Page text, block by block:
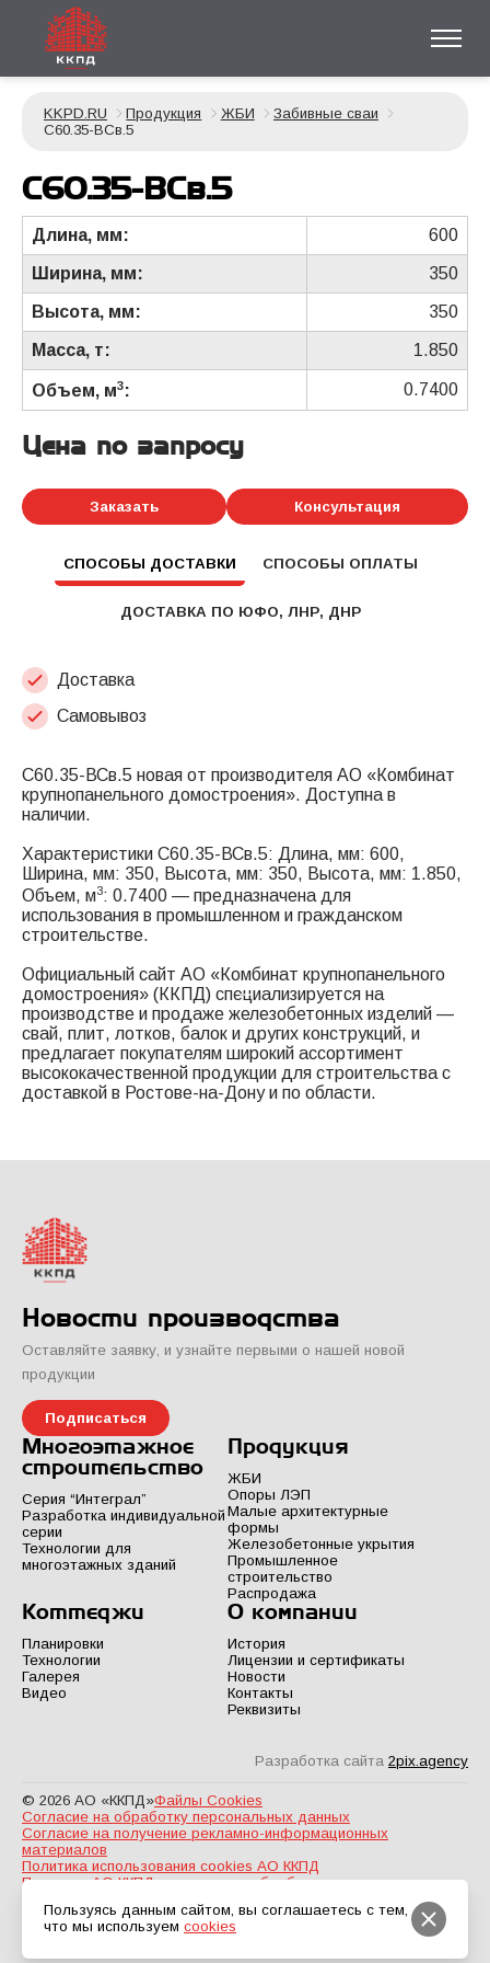
Пользуясь данным сайтом, вы соглашаетесь с тем,
что мы используем cookies
KKPD.RU Продукция ЖБИ
Забивные сваи
С60.35-ВСв.5
С60.35-ВСв.5
Длина, мм: 600
Ширина, мм: 350
Высота, мм: 350
Масса, т: 1.850
Объем, м3: 0.7400
Цена по запросу
Заказать Консультация
СПОСОБЫ ДОСТАВКИ СПОСОБЫ ОПЛАТЫ
ДОСТАВКА ПО ЮФО, ЛНР, ДНР
Доставка
Самовывоз
С60.35-ВСв.5 новая от производителя АО «Комбинат
крупнопанельного домостроения». Доступна в
наличии.
Характеристики С60.35-ВСв.5: Длина, мм: 600,
Ширина, мм: 350, Высота, мм: 350, Высота, мм: 1.850,
Объем, м3: 0.7400 — предназначена для
использования в промышленном и гражданском
строительстве.
Официальный сайт АО «Комбинат крупнопанельного
домостроения» (ККПД) специализируется на
производстве и продаже железобетонных изделий —
свай, плит, лотков, балок и других конструкций, и
предлагает покупателям широкий ассортимент
высококачественной продукции для строительства с
доставкой в Ростове-на-Дону и по области.
Новости производства
Оставляйте заявку, и узнайте первыми о нашей новой
продукции
Подписаться
Многоэтажное
строительство
Серия “Интеграл”
Разработка индивидуальной
серии
Технологии для
многоэтажных зданий
Продукция
ЖБИ
Опоры ЛЭП
Малые архитектурные
формы
Железобетонные укрытия
Промышленное
строительство
Распродажа
Коттеджи
Планировки
Технологии
Галерея
Видео
О компании
История
Лицензии и сертификаты
Новости
Контакты
Реквизиты
Разработка сайта 2pix.agency
© 2026 АО «ККПД»Файлы Cookies
Согласие на обработку персональных данных
Согласие на получение рекламно-информационных
материалов
Политика использования cookies АО ККПД
Политика АО ККПД в отношении обработки персональных